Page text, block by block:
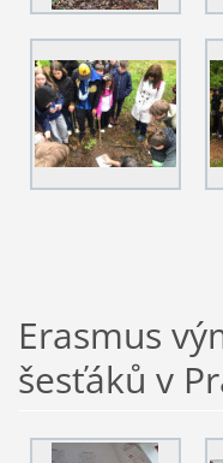
Erasmus
šesťáků v